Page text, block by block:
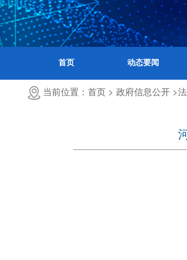
首页 动态要闻
当前位置：首页 > 政府信息公开 >